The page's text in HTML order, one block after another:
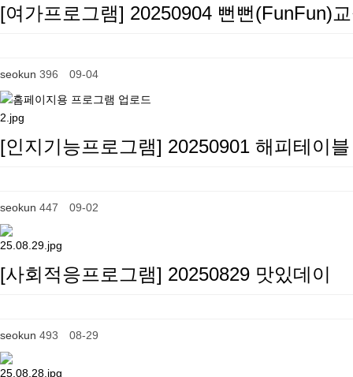
[여가프로그램] 20250904 뻔뻔(FunFun)
seokun 396 09-04
[인지기능프로그램] 20250901 해피테이블
seokun 447 09-02
[사회적응프로그램] 20250829 맛있데이
seokun 493 08-29